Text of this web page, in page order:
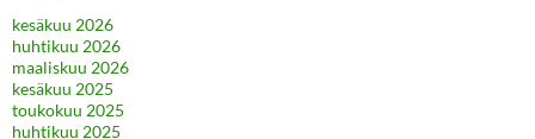
kesäkuu 2026
huhtikuu 2026
maaliskuu 2026
kesäkuu 2025
toukokuu 2025
huhtikuu 2025